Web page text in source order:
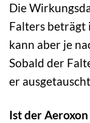
Die
Falters beträgt
kann aber je
Sobald der
er
Ist der